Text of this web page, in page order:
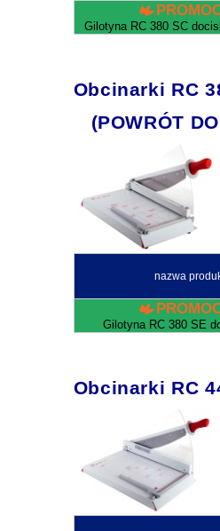
Gilotyna RC 380 SC
Obcinarki RC
(POWRÓT
nazwa
Gilotyna RC 380 SE
Obcinarki RC